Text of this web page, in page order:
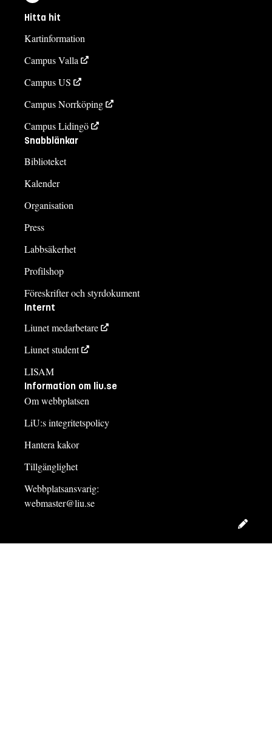
Hitta hit
Kartinformation
Campus Valla
Campus US
Campus Norrköping
Campus Lidingö
Snabblänkar
Biblioteket
Kalender
Organisation
Press
Labbsäkerhet
Profilshop
Föreskrifter och styrdokument
Internt
Liunet medarbetare
Liunet student
LISAM
Information om liu.se
Om webbplatsen
LiU:s integritetspolicy
Hantera kakor
Tillgänglighet
Webbplatsansvarig:
webmaster@liu.se